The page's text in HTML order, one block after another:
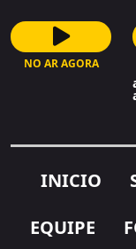
NO AR AGORA
INICIO
EQUIPE